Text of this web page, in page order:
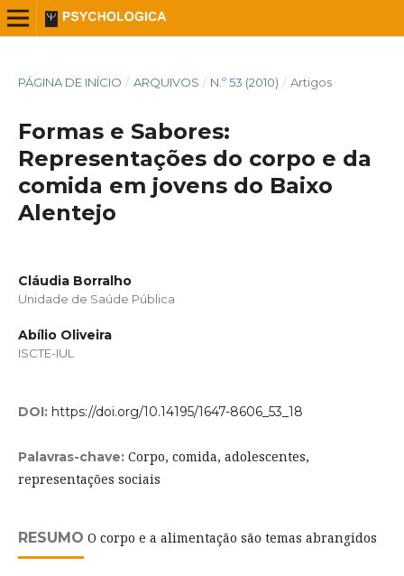
PÁGINA DE INÍCIO / ARQUIVOS / N.º 53 (2010) / Artigos
Formas e Sabores:
Representações do corpo e da
comida em jovens do Baixo
Alentejo
Cláudia Borralho
Unidade de Saúde Pública
Abílio Oliveira
ISCTE-IUL
DOI: https://doi.org/10.14195/1647-8606_53_18
Palavras-chave: Corpo, comida, adolescentes,
representações sociais
RESUMO O corpo e a alimentação são temas abrangidos